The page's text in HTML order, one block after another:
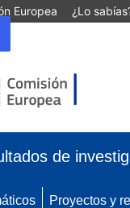
Europea ¿Lo
de
Proyectos y